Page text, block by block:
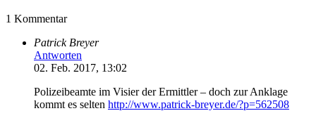
1 Kommentar
Patrick Breyer
Antworten
02. Feb. 2017, 13:02
Polizeibeamte im Visier der Ermittler – doch zur Anklage
kommt es selten http://www.patrick-breyer.de/?p=562508